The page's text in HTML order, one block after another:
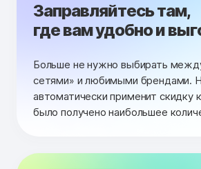
Заправляйтесь там,
где вам удобно и
Больше не нужно выбирать
сетями» и любимыми брендами.
автоматически применит скидку
было получено наибольшее